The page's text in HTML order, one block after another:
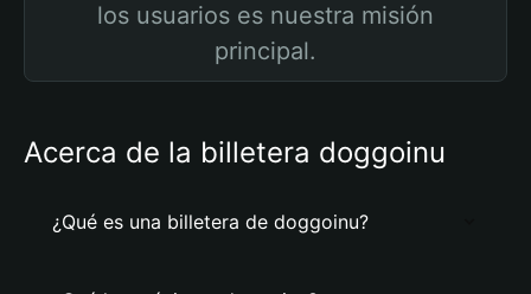
los usuarios es nuestra misión
principal.
Acerca de la billetera doggoinu
¿Qué es una billetera de doggoinu?